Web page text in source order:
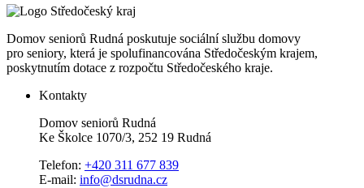
Domov seniorů Rudná poskutuje sociální službu domovy
pro seniory, která je spolufinancována Středočeským krajem,
poskytnutím dotace z rozpočtu Středočeského kraje.
Kontakty
Domov seniorů Rudná
Ke Školce 1070/3, 252 19 Rudná
Telefon: +420 311 677 839
E-mail: info@dsrudna.cz